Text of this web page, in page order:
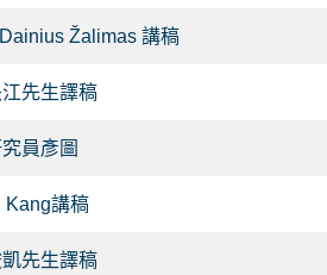
Žalimas 講稿
先生譯稿
員彥圖
Kang講稿
先生譯稿